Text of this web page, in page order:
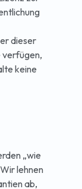
dieser
verfügen,
keine
„wie
lehnen
ab,